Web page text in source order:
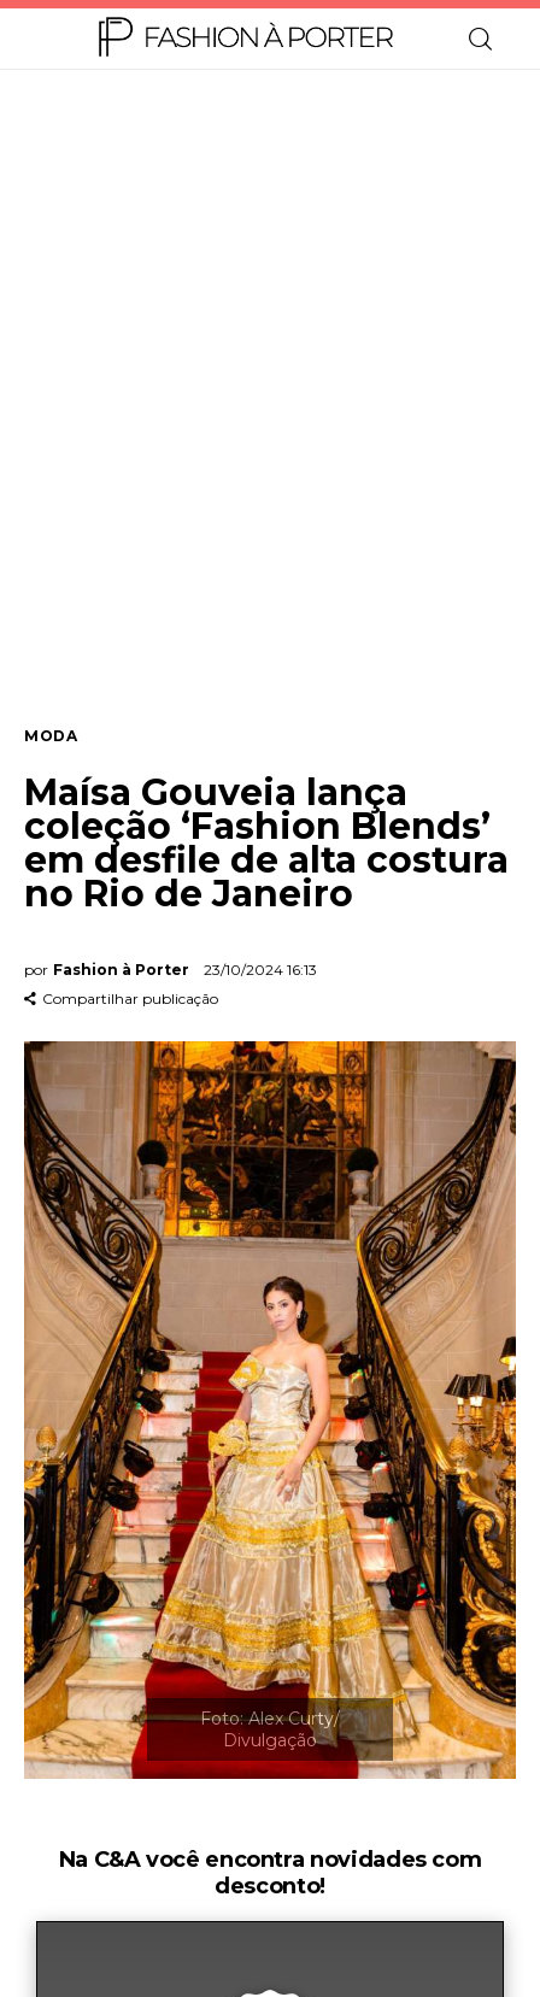
Contato
MODA
Maísa Gouveia lança
coleção ‘Fashion Blends’
em desfile de alta costura
no Rio de Janeiro
por Fashion à Porter
23/10/2024 16:13
Compartilhar publicação
Na C&A você encontra novidades com
desconto!